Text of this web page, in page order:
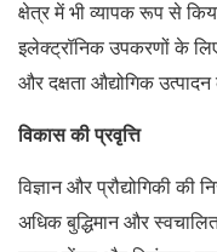
क्षेत्र में भी व्यापक रूप से
इलेक्ट्रॉनिक उपकरणों के
और दक्षता औद्योगिक
विकास की प्रवृत्ति
विज्ञान और प्रौद्योगिकी
अधिक बुद्धिमान और